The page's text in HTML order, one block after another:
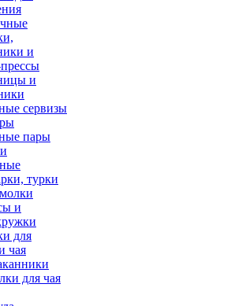
и
и
сервизы
пары
турки
и
для
чая
для чая